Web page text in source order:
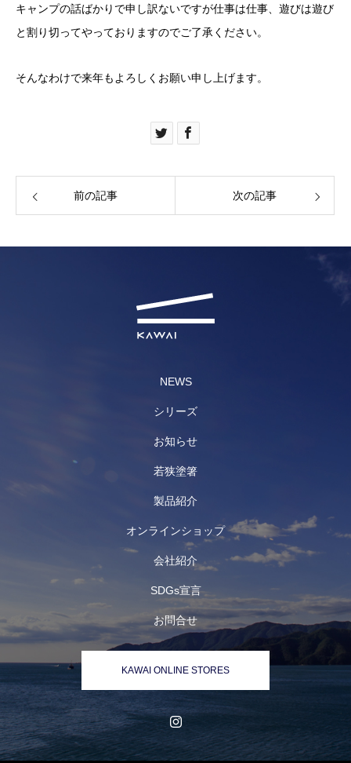
キャンプの話ばかりで申し訳ないですが仕事は仕事、遊びは遊び
と割り切ってやっておりますのでご了承ください。
そんなわけで来年もよろしくお願い申し上げます。
前の記事 次の記事
NEWS
シリーズ
お知らせ
若狭塗箸
製品紹介
オンラインショップ
会社紹介
SDGs宣言
お問合せ
KAWAI ONLINE STORES